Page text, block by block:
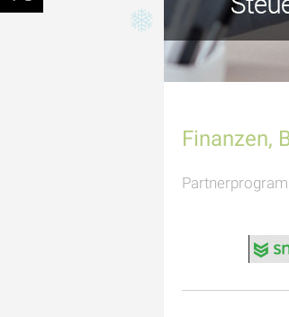
Finanzen,